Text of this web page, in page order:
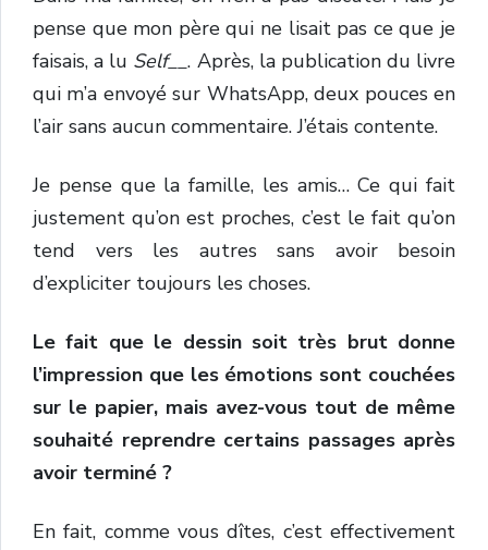
pense que mon père qui ne lisait pas ce que je
faisais, a lu Self__. Après, la publication du livre
qui m’a envoyé sur WhatsApp, deux pouces en
l’air sans aucun commentaire. J’étais contente.
Je pense que la famille, les amis… Ce qui fait
justement qu’on est proches, c’est le fait qu’on
tend vers les autres sans avoir besoin
d’expliciter toujours les choses.
Le fait que le dessin soit très brut donne
l’impression que les émotions sont couchées
sur le papier, mais avez-vous tout de même
souhaité reprendre certains passages après
avoir terminé ?
En fait, comme vous dîtes, c’est effectivement